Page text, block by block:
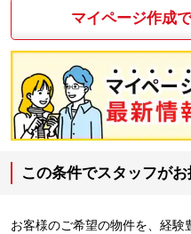
マイページ作成
この条件でスタッフが
お客様のご希望の物件を、経